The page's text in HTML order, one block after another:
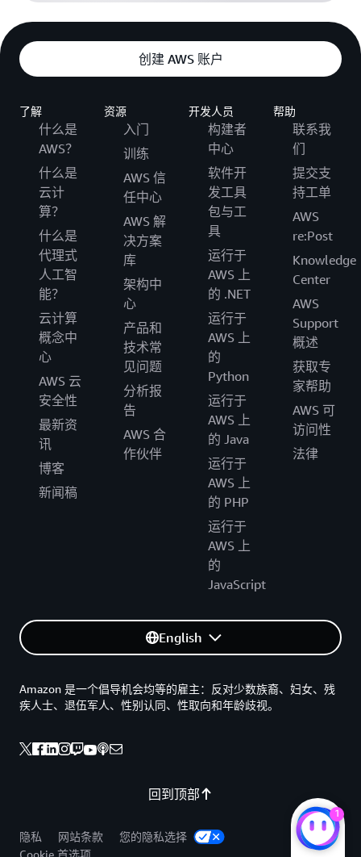
创建 AWS 账户
了解
什么是
AWS？
什么是
云计
算？
什么是
代理式
人工智
能？
云计算
概念中
心
AWS 云
安全性
最新资
讯
博客
新闻稿
资源
入门
训练
AWS 信
任中心
AWS 解
决方案
库
架构中
心
产品和
技术常
见问题
分析报
告
AWS 合
作伙伴
开发人员
构建者
中心
软件开
发工具
包与工
具
运行于
AWS 上
的 .NET
运行于
AWS 上
的
Python
运行于
AWS 上
的 Java
运行于
AWS 上
的 PHP
运行于
AWS 上
的
JavaScript
帮助
联系我
们
提交支
持工单
AWS
re:Post
Knowledge
Center
AWS
Support
概述
获取专
家帮助
AWS 可
访问性
法律
English
回到顶部
Amazon 是一个倡导机会均等的雇主：反对少数族裔、妇女、残
疾人士、退伍军人、性别认同、性取向和年龄歧视。
隐私 网站条款
您的隐私选择
Cookie 首选项
1